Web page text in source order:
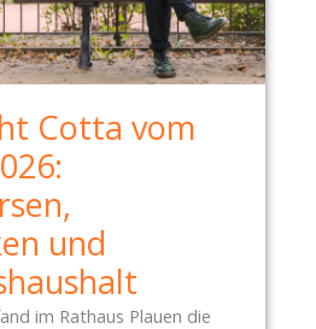
Cotta vom
und
im Rathaus Plauen die